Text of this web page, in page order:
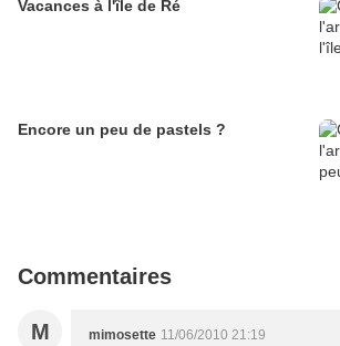
Vacances à l'île de Ré
Encore un peu de pastels ?
Commentaires
M mimosette 11/06/2010 21:19